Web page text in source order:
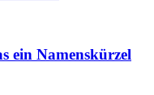
ein Namenskürzel